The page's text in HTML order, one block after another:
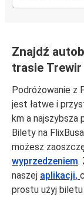
Znajdź
trasie
Podróżowanie z
jest łatwe i
km a najszybsza
Bilety na
możesz
wyprzedzeniem.
naszej aplikacji,
prostu użyj